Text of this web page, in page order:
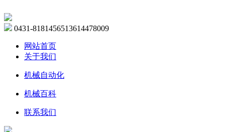
0431-8181456513614478009
网站首页
关于我们
机械自动化
机械百科
联系我们